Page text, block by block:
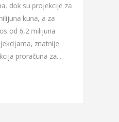
dok su projekcije za
kuna, a za
od 6,2 milijuna
znatnije
proračuna za...